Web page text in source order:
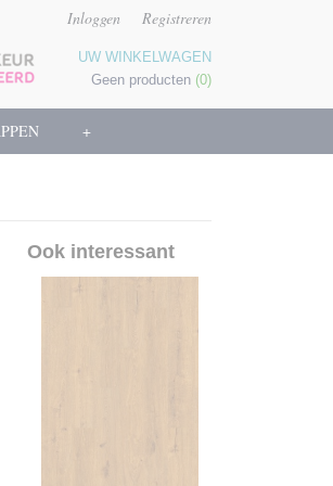
Inloggen Registreren
UW WINKELWAGEN
Geen producten (0)
+
Ook interessant